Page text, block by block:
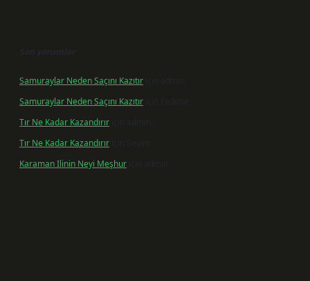
Son yorumlar
Samuraylar Neden Saçını Kazıtır için
admin
Samuraylar Neden Saçını Kazıtır için
Fadime
Tır Ne Kadar Kazandırır için
admin
Tır Ne Kadar Kazandırır için Sevim
Karaman Ilinin Neyi Meşhur için admin